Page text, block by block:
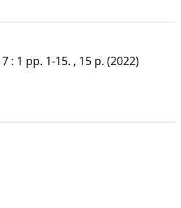
7: 1 pp. 1-15. , 15 p. (2022)